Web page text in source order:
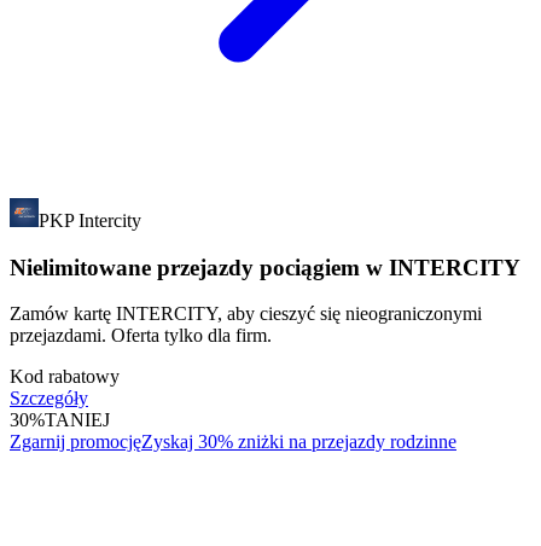
PKP Intercity
Nielimitowane przejazdy pociągiem w INTERCITY
Zamów kartę INTERCITY, aby cieszyć się nieograniczonymi
przejazdami. Oferta tylko dla firm.
Kod rabatowy
Szczegóły
30%TANIEJ
Zgarnij promocjęZyskaj 30% zniżki na przejazdy rodzinne